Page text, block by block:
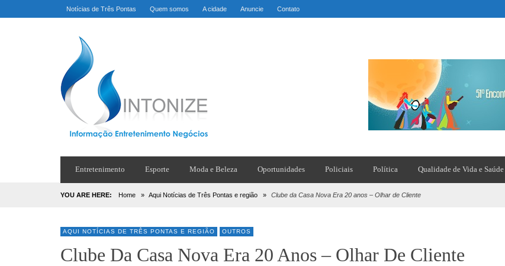
Notícias de Três Pontas Quem somos A cidade Anuncie Contato
Entretenimento Esporte Moda e Beleza Oportunidades Policiais Política Qualidade de Vida e Saúde
YOU ARE HERE: Home » Aqui Notícias de Três Pontas e região » Clube da Casa Nova Era 20 anos – Olhar de Cliente
AQUI NOTÍCIAS DE TRÊS PONTAS E REGIÃO OUTROS
Clube Da Casa Nova Era 20 Anos – Olhar De Cliente